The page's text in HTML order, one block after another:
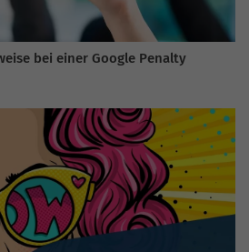
bei einer Google Penalty